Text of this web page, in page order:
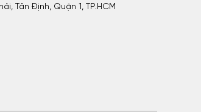
Tân Định, Quận 1, TP.HCM